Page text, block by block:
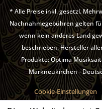
* Alle Preise inkl. gesetzl.
Nachnahmegebühren gelten
wenn kein anderes Land
beschrieben. Hersteller
Produkte: Optima
Markneukirchen -
Cookie-Einstellungen